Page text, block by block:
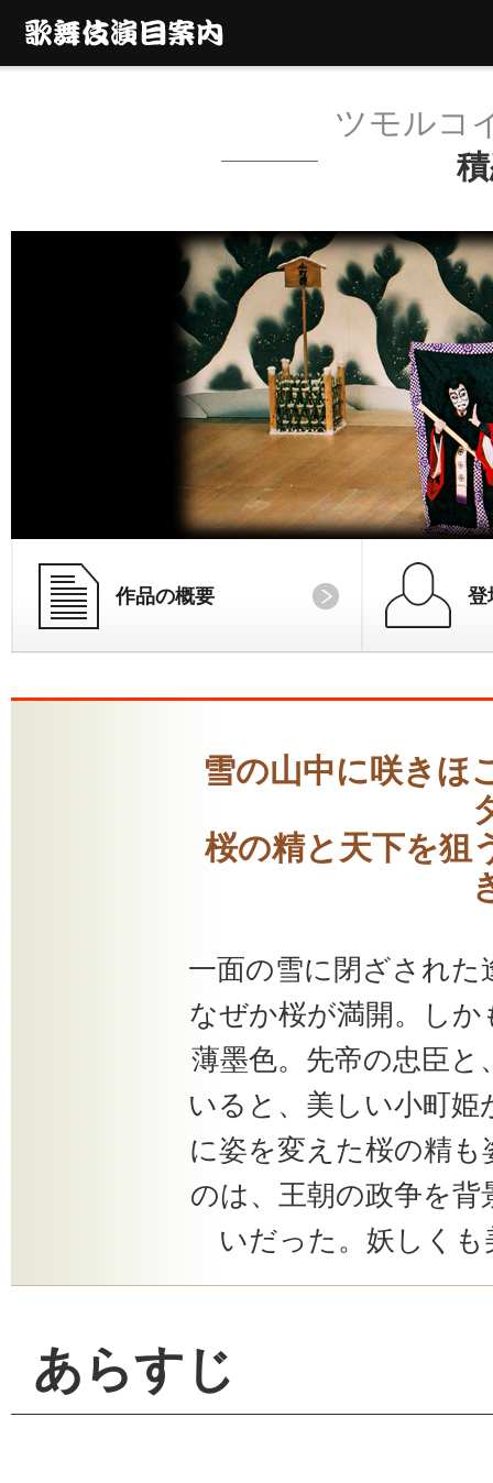
ツモルコ
作品の概要 登
雪の山中に咲きほ
桜の精と天下を狙
一面の雪に閉ざされ
なぜか桜が満開。し
薄墨色。先帝の忠臣
いると、美しい小町
に姿を変えた桜の精
のは、王朝の政争を
いだった。妖しく
あらすじ